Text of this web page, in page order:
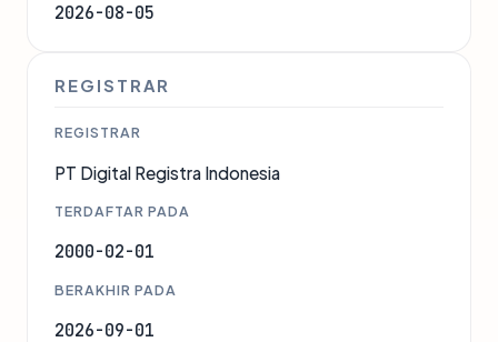
2026-08-05
REGISTRAR
REGISTRAR
PT Digital Registra Indonesia
TERDAFTAR PADA
2000-02-01
BERAKHIR PADA
2026-09-01